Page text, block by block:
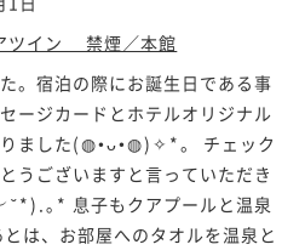
ツイン 禁煙／本館
。宿泊の際にお誕生日である事
ージカードとホテルオリジナル
りました(⁠◍⁠•⁠ᴗ⁠•⁠◍⁠)⁠✧⁠*⁠。 チェック
うございますと言っていただき
｡⁠*⁠ 息子もクアプールと温泉
は、お部屋へのタオルを温泉と